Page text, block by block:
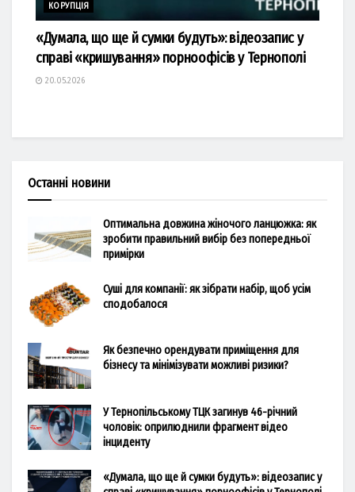
КОРУПЦІЯ
«Думала, що ще й сумки будуть»: відеозапис у
справі «кришування» порноофісів у Тернополі
20.05.2026
Останні новини
Оптимальна довжина жіночого ланцюжка: як
зробити правильний вибір без попередньої
примірки
Суші для компанії: як зібрати набір, щоб усім
сподобалося
Як безпечно орендувати приміщення для
бізнесу та мінімізувати можливі ризики?
У Тернопільському ТЦК загинув 46-річний
чоловік: оприлюднили фрагмент відео
інциденту
«Думала, що ще й сумки будуть»: відеозапис у